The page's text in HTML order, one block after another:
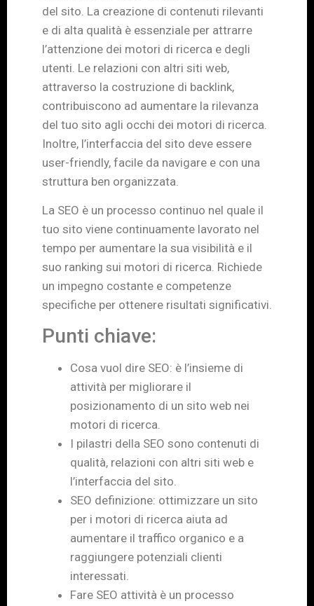
del sito. La creazione di contenuti rilevanti
e di alta qualità è essenziale per attrarre
l’attenzione dei motori di ricerca e degli
utenti. Le relazioni con altri siti web,
attraverso la costruzione di backlink,
contribuiscono ad aumentare la rilevanza
del tuo sito agli occhi dei motori di ricerca.
Inoltre, l’interfaccia del sito deve essere
user-friendly, facile da navigare e con una
struttura ben organizzata.
La SEO è un processo continuo nel quale il
tuo sito viene continuamente lavorato nel
tempo per aumentare la sua visibilità e il
suo ranking sui motori di ricerca. Richiede
un impegno costante e competenze
specifiche per ottenere risultati significativi.
Punti chiave:
Cosa vuol dire SEO: è l’insieme di
attività per migliorare il
posizionamento di un sito web nei
motori di ricerca.
I pilastri della SEO sono contenuti di
qualità, relazioni con altri siti web e
l’interfaccia del sito.
SEO definizione: ottimizzare un sito
per i motori di ricerca aiuta ad
aumentare il traffico organico e a
raggiungere potenziali clienti
interessati.
Fare SEO attività è un processo